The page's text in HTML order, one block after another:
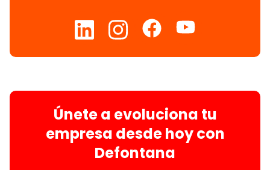
Únete a evoluciona tu
empresa desde hoy con
Defontana